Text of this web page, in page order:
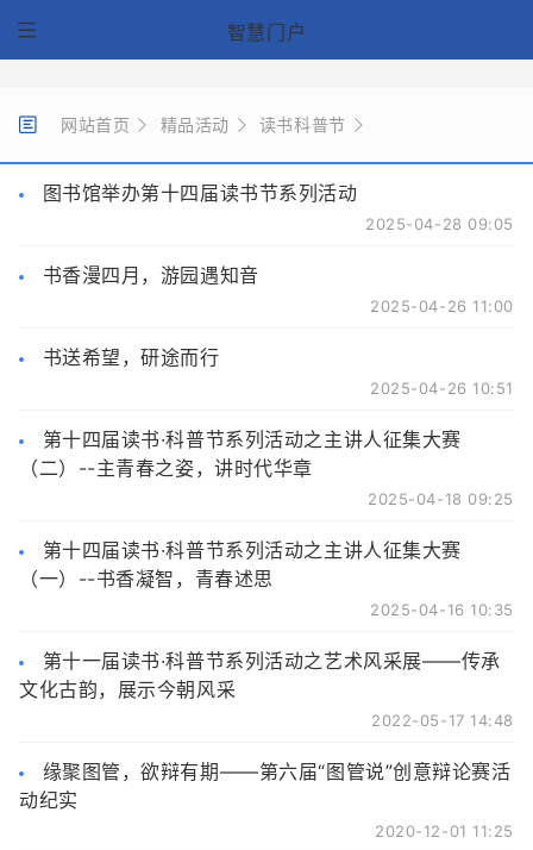
智慧门户
网站首页 精品活动 读书科普节
图书馆举办第十四届读书节系列活动
2025-04-28 09:05
书香漫四月，游园遇知音
2025-04-26 11:00
书送希望，研途而行
2025-04-26 10:51
第十四届读书·科普节系列活动之主讲人征集大赛
（二）--主青春之姿，讲时代华章
2025-04-18 09:25
第十四届读书·科普节系列活动之主讲人征集大赛
（一）--书香凝智，青春述思
2025-04-16 10:35
第十一届读书·科普节系列活动之艺术风采展——传承
文化古韵，展示今朝风采
2022-05-17 14:48
缘聚图管，欲辩有期——第六届“图管说”创意辩论赛活
动纪实
2020-12-01 11:25